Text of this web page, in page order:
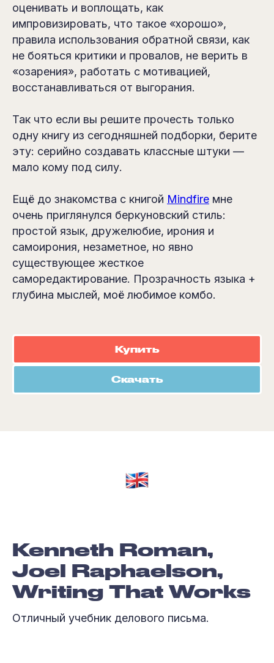
оценивать и воплощать, как
импровизировать, что такое «хорошо»,
правила использования обратной связи, как
не бояться критики и провалов, не верить в
«озарения», работать с мотивацией,
восстанавливаться от выгорания.
Так что если вы решите прочесть только
одну книгу из сегодняшней подборки, берите
эту: серийно создавать классные штуки —
мало кому под силу.
Ещё до знакомства с книгой Mindfire мне
очень приглянулся беркуновский стиль:
простой язык, дружелюбие, ирония и
самоирония, незаметное, но явно
существующее жесткое
саморедактирование. Прозрачность языка +
глубина мыслей, моё любимое комбо.
Купить
Скачать
Kenneth Roman,
Joel Raphaelson,
Writing That Works
Отличный учебник делового письма.